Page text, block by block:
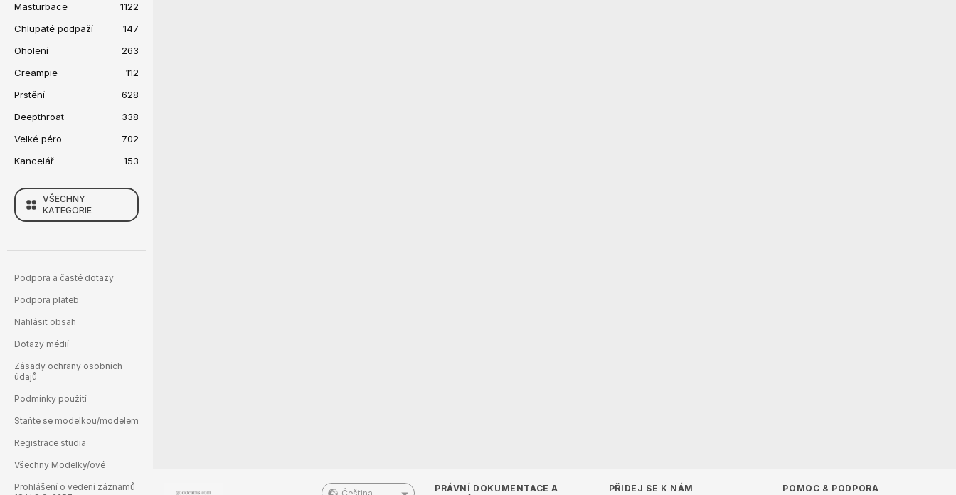
Masturbace
1122
Chlupaté podpaží
147
Oholení
263
Creampie
112
Prstění
628
Deepthroat
338
Velké péro
702
Kancelář
153
VŠECHNY
KATEGORIE
Podpora a časté dotazy
Podpora plateb
Nahlásit obsah
Dotazy médií
Zásady ochrany osobních
údajů
Podmínky použití
Staňte se modelkou/modelem
Registrace studia
Všechny Modelky/ové
Prohlášení o vedení záznamů
PRÁVNÍ DOKUMENTACE A
PŘIDEJ SE K NÁM POMOC & PODPORA